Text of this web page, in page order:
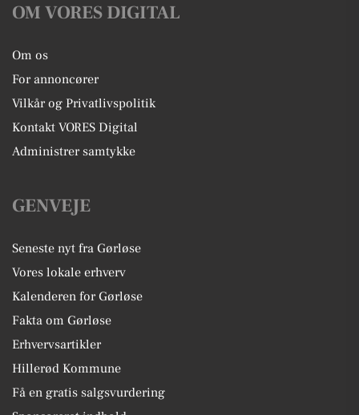
OM VORES DIGITAL
Om os
For annoncører
Vilkår og Privatlivspolitik
Kontakt VORES Digital
Administrer samtykke
GENVEJE
Seneste nyt fra Gørløse
Vores lokale erhverv
Kalenderen for Gørløse
Fakta om Gørløse
Erhvervsartikler
Hillerød Kommune
Få en gratis salgsvurdering